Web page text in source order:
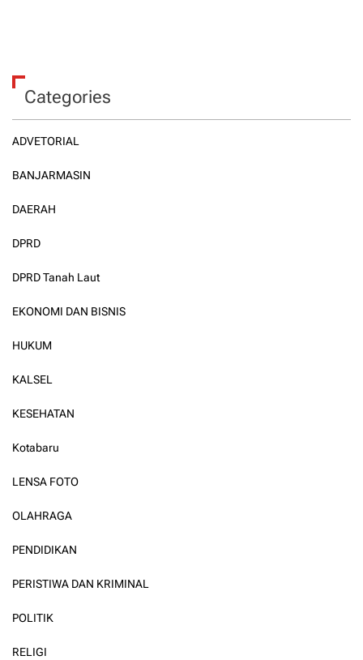
Categories
ADVETORIAL
BANJARMASIN
DAERAH
DPRD
DPRD Tanah Laut
EKONOMI DAN BISNIS
HUKUM
KALSEL
KESEHATAN
Kotabaru
LENSA FOTO
OLAHRAGA
PENDIDIKAN
PERISTIWA DAN KRIMINAL
POLITIK
RELIGI